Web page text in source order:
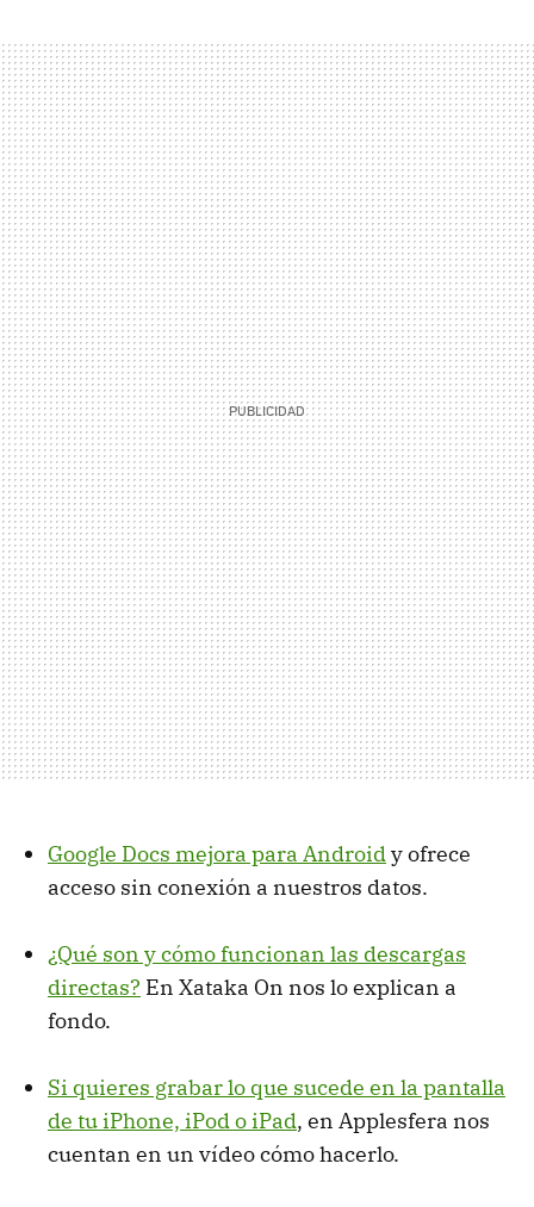
Google Docs mejora para Androidy ofrece
acceso sin conexión a nuestros datos.
¿Qué son y cómo funcionan las descargas
directas? En Xataka On nos lo explican a
fondo.
Si quieres grabar lo que sucede en la pantalla
de tu iPhone, iPod o iPad, en Applesfera nos
cuentan en un vídeo cómo hacerlo.